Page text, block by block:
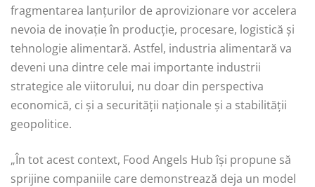
fragmentarea lanțurilor de aprovizionare vor accelera
nevoia de inovație în producție, procesare, logistică și
tehnologie alimentară. Astfel, industria alimentară va
deveni una dintre cele mai importante industrii
strategice ale viitorului, nu doar din perspectiva
economică, ci și a securității naționale și a stabilității
geopolitice.
„În tot acest context, Food Angels Hub își propune să
sprijine companiile care demonstrează deja un model